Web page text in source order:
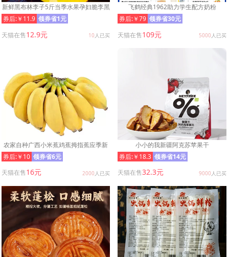
新鲜黑布林李子5斤当季水果孕妇脆李黑
金刚恐龙蛋黄肉黑布李整箱3
券后:￥11.9 领券省1元
天猫在售12.9元 10 人已买
飞鹤经典1962助力学生配方奶粉
券后:￥79 领券省30元
天猫在售109元 5000 人已买
农家自种广西小米蕉鸡蕉拇指蕉应季新
鲜水果自然放熟迷你小香蕉
券后:￥10 领券省6元
天猫在售16元 2000 人已买
小小的我新疆阿克苏苹果干
券后:￥18.3 领券省14元
天猫在售32.3元 9000 人已买